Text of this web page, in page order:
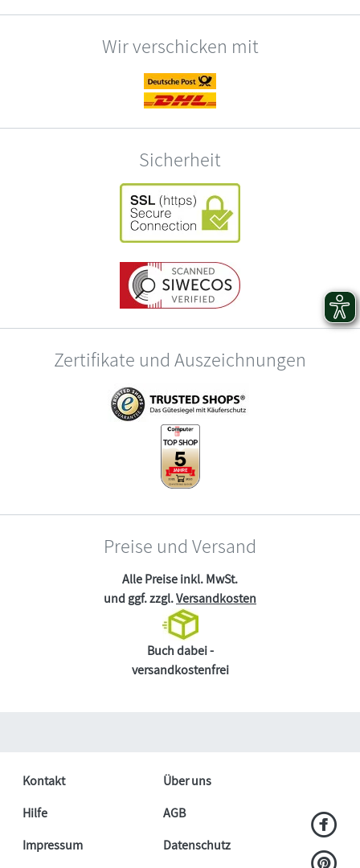
Wir verschicken mit
Sicherheit
Zertifikate und Auszeichnungen
Preise und Versand
Alle Preise inkl. MwSt.
und ggf. zzgl.Versandkosten
Buch dabei -
versandkostenfrei
Kontakt
Über uns
Hilfe
AGB
Impressum
Datenschutz